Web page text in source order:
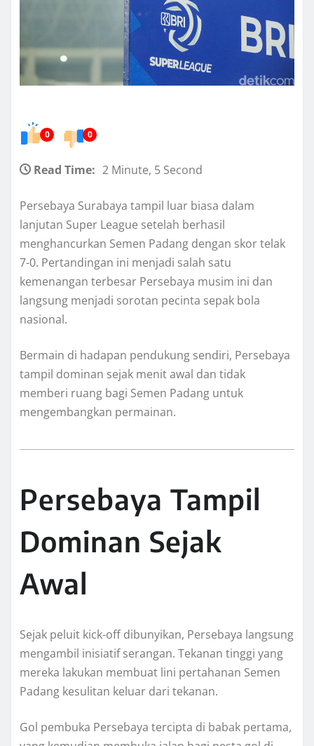
0 0
Read Time: 2 Minute, 5 Second
Persebaya Surabaya tampil luar biasa dalam
lanjutan Super League setelah berhasil
menghancurkan Semen Padang dengan skor telak
7-0. Pertandingan ini menjadi salah satu
kemenangan terbesar Persebaya musim ini dan
langsung menjadi sorotan pecinta sepak bola
nasional.
Bermain di hadapan pendukung sendiri, Persebaya
tampil dominan sejak menit awal dan tidak
memberi ruang bagi Semen Padang untuk
mengembangkan permainan.
Persebaya Tampil
Dominan Sejak
Awal
Sejak peluit kick-off dibunyikan, Persebaya langsung
mengambil inisiatif serangan. Tekanan tinggi yang
mereka lakukan membuat lini pertahanan Semen
Padang kesulitan keluar dari tekanan.
Gol pembuka Persebaya tercipta di babak pertama,